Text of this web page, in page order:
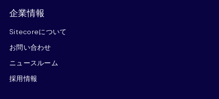
企業情報
Sitecoreについて
お問い合わせ
ニュースルーム
採用情報